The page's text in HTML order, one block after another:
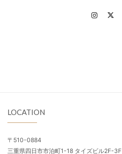
LOCATION
〒510-0884
三重県四日市市泊町1-18 タイズビル2F-3F